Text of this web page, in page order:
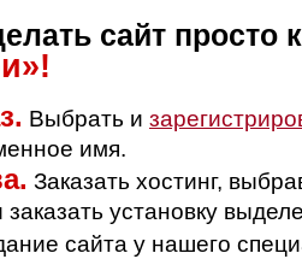
сайт просто
Выбрать и
имя.
Заказать хостинг,
установку
сайта у нашего